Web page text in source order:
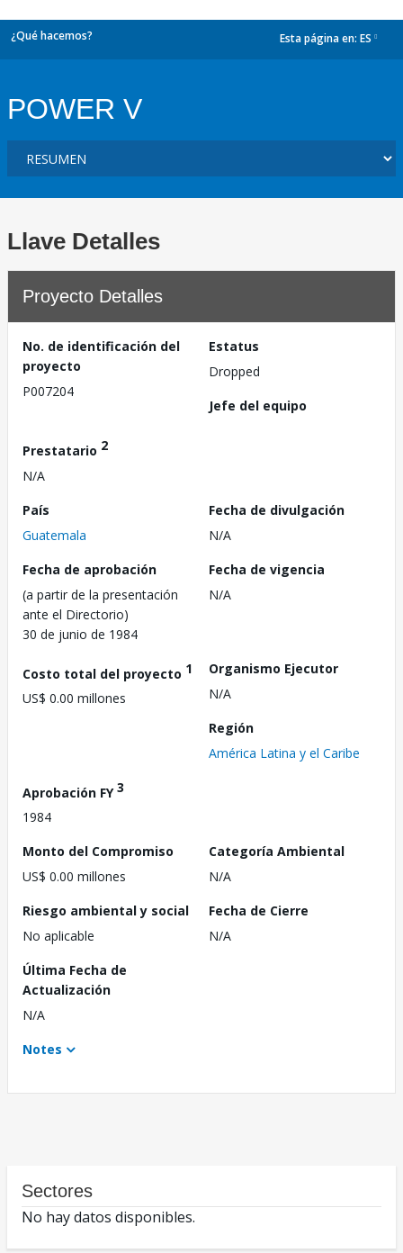
¿Qué hacemos? Esta página en: ES
POWER V
Llave Detalles
Proyecto Detalles
No. de identificación del
proyecto
P007204
Estatus
Dropped
Jefe del equipo
Prestatario 2
N/A
País
Guatemala
Fecha de divulgación
N/A
Fecha de aprobación
(a partir de la presentación
ante el Directorio)
30 de junio de 1984
Fecha de vigencia
N/A
Costo total del proyecto 1
US$ 0.00 millones
Organismo Ejecutor
N/A
Región
América Latina y el Caribe
Aprobación FY3
1984
Monto del Compromiso
US$ 0.00 millones
Categoría Ambiental
N/A
Riesgo ambiental y social
No aplicable
Fecha de Cierre
N/A
Última Fecha de
Actualización
N/A
Notes
Sectores
No hay datos disponibles.